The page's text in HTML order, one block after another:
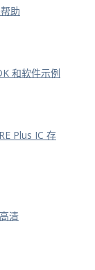
助
和软件示例
Plus IC 存
清